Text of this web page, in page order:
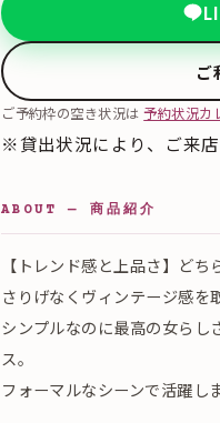
ご
ご予約枠の空き状況は予約状況カ
※貸出状況により、ご来
ABOUT — 商品紹介
【トレンド感と上品さ】ど
さりげなくヴィンテージ感を
シンプルなのに最高の女らし
ス。
フォーマルなシーンで活躍しま